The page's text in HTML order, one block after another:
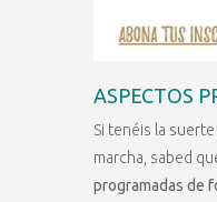
ASPECTOS
Si tenéis la
marcha, sabed
programadas de